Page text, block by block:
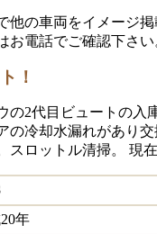
他の車両をイメージ
お電話でご確認下さい
！
の2代目ビュートの入
の冷却水漏れがあり
スロットル清掃。 現
年